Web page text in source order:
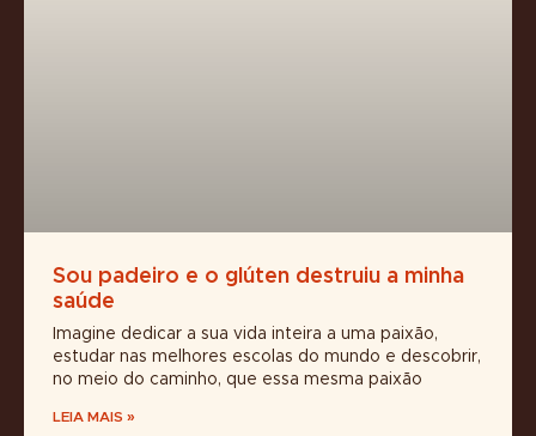
Sou padeiro e o glúten destruiu a minha
saúde
Imagine dedicar a sua vida inteira a uma paixão,
estudar nas melhores escolas do mundo e descobrir,
no meio do caminho, que essa mesma paixão
LEIA MAIS »